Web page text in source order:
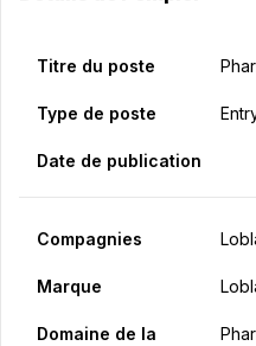
Titre du poste
Type de poste
Date de publication
Compagnies
Marque
Domaine de la